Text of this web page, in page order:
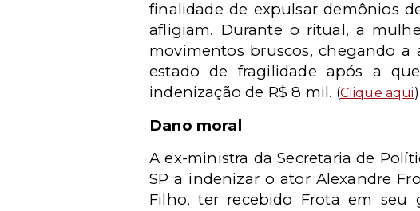
finalidade de expulsar demônios
afligiam. Durante o ritual, a
movimentos bruscos, chegando a
estado de fragilidade após a
indenização de R$ 8 mil. (Clique aqui)
Dano moral
A ex-ministra da Secretaria de
SP a indenizar o ator Alexandre
Filho, ter recebido Frota em